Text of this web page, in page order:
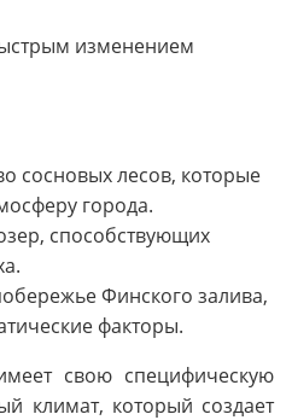
изменением
сосновых лесов, которые
города.
способствующих
Финского залива,
факторы.
свою специфическую
климат, который создает